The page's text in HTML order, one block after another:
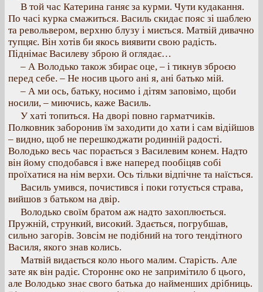
В той час Катерина ганяє за курми. Чути кудакання.
По часі курка смажиться. Василь скидає пояс зі шаблею
та револьвером, верхню блузу і миється. Матвій дивачно
тупцяє. Він хотів би якось виявити свою радість.
Піднімає Василеву зброю й оглядає…
– А Володько також збирає оце, – і тикнув зброєю
перед себе. – Не носив цього ані я, ані батько мій.
– А ми ось, батьку, носимо і дітям заповімо, щоби
носили, – миючись, каже Василь.
У хаті топиться. На дворі повно гарматчиків.
Полковник заборонив їм заходити до хати і сам відійшов
– видно, щоб не перешкоджати родинній радості.
Володько весь час порається з Василевим конем. Надто
він йому сподобався і вже наперед пообіцяв собі
проїхатися на нім верхи. Ось тільки відпічне та наїсться.
Василь умився, почистився і поки готується страва,
вийшов з батьком на двір.
Володько своїм братом аж надто захоплюється.
Пружній, стрункий, високий. Здається, погрубшав,
сильно загорів. Зовсім не подібний на того тендітного
Василя, якого знав колись.
Матвій видається коло нього малим. Старість. Але
зате як він радіє. Стороннє око не запримітило б цього,
але Володько знає свого батька до найменших дрібниць.